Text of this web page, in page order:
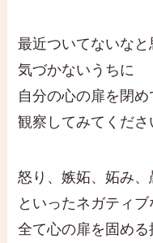
最近ついてないなと
気づかないうちに
自分の心の扉を閉
観察してみてくださ
怒り、嫉妬、妬み、
といったネガティブ
全て心の扉を固める